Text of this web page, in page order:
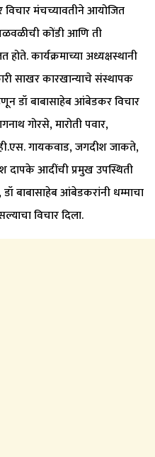
विचार मंचच्यावतीने आयोजित
कोंडी आणि ती
कार्यक्रमाच्या अध्यक्षस्थानी
साखर कारखान्याचे संस्थापक
डॉ बाबासाहेब आंबेडकर विचार
गोरसे, मारोती पवार,
गायकवाड, जगदीश जाकते,
दापके आदींची प्रमुख उपस्थिती
बाबासाहेब आंबेडकरांनी धम्माचा
विचार दिला.